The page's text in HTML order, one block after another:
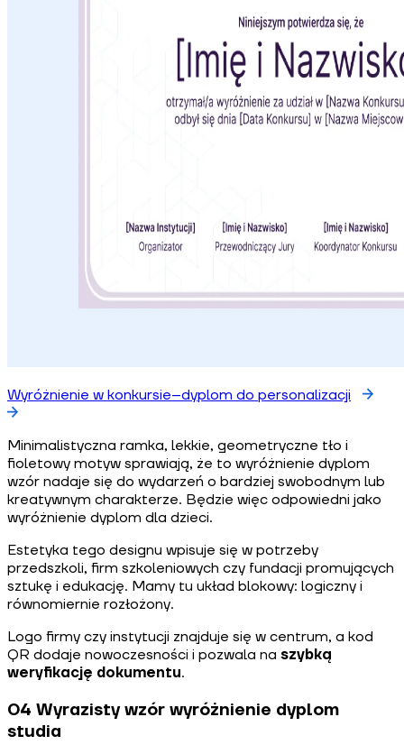
Wyróżnienie w konkursie–dyplom do personalizacji
Minimalistyczna ramka, lekkie, geometryczne tło i
fioletowy motyw sprawiają, że to wyróżnienie dyplom
wzór nadaje się do wydarzeń o bardziej swobodnym lub
kreatywnym charakterze. Będzie więc odpowiedni jako
wyróżnienie dyplom dla dzieci.
Estetyka tego designu wpisuje się w potrzeby
przedszkoli, firm szkoleniowych czy fundacji promujących
sztukę i edukację. Mamy tu układ blokowy: logiczny i
równomiernie rozłożony.
Logo firmy czy instytucji znajduje się w centrum, a kod
QR dodaje nowoczesności i pozwala na szybką
weryfikację dokumentu.
04 Wyrazisty wzór wyróżnienie dyplom
studia